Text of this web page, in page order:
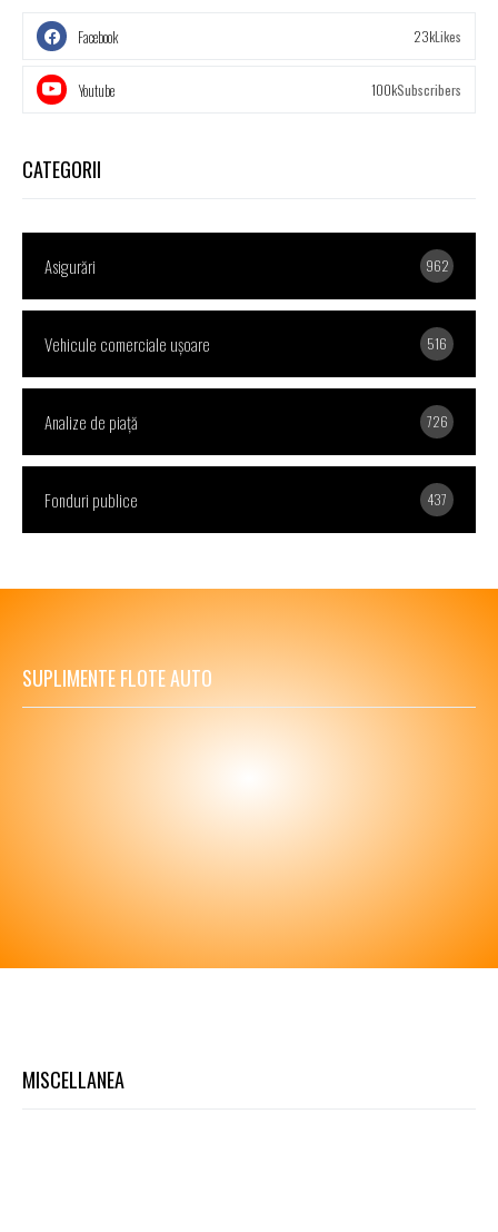
Facebook 23kLikes
Youtube 100kSubscribers
CATEGORII
Asigurări 962
Vehicule comerciale uşoare 516
Analize de piață 726
Fonduri publice 437
SUPLIMENTE FLOTE AUTO
MISCELLANEA